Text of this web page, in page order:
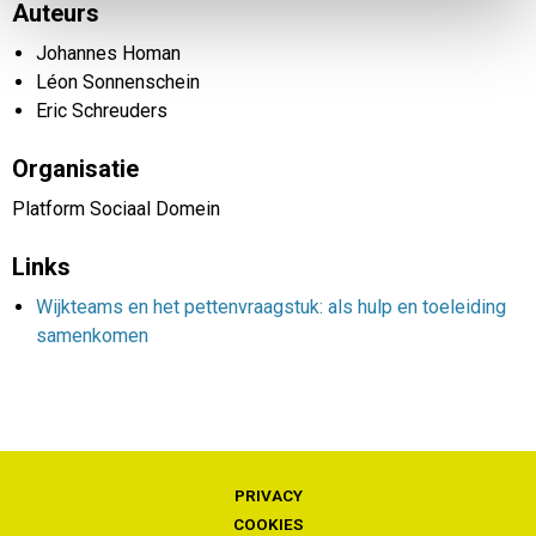
Auteurs
Johannes Homan
Léon Sonnenschein
Eric Schreuders
Organisatie
Platform Sociaal Domein
Links
Wijkteams en het pettenvraagstuk: als hulp en toeleiding
samenkomen
PRIVACY
COOKIES